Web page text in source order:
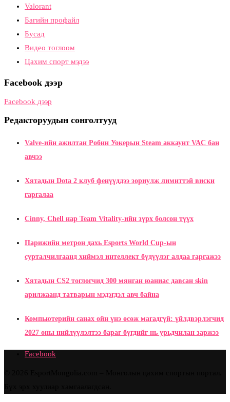
Valorant
Багийн профайл
Бусад
Видео тоглоом
Цахим спорт мэдээ
Facebook дээр
Facebook дээр
Редакторуудын сонголтууд
Valve-ийн ажилтан Робин Уокерын Steam аккаунт VAC бан
авчээ
Хятадын Dota 2 клуб фенүүддээ зориулж лимиттэй виски
гаргалаа
Cinny, Chell нар Team Vitality-ийн зүрх болсон түүх
Парижийн метрон дахь Esports World Cup-ын
сурталчилгаанд хиймэл интеллект бүдүүлэг алдаа гаргажээ
Хятадын CS2 тоглогчид 300 мянган юаниас давсан skin
арилжаанд татварын мэдэгдэл авч байна
Компьютерийн санах ойн үнэ өсөж магадгүй: үйлдвэрлэгчид
2027 оны нийлүүлэлтээ бараг бүгдийг нь урьдчилан заржээ
Facebook